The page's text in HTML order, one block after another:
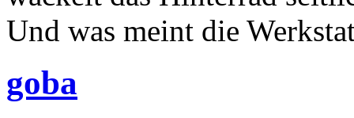
Und was meint die
goba